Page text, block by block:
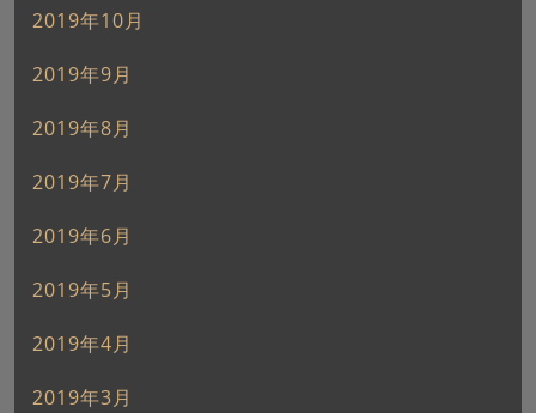
2019年10月
2019年9月
2019年8月
2019年7月
2019年6月
2019年5月
2019年4月
2019年3月